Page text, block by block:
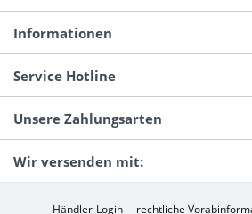
Informationen
Service Hotline
Unsere Zahlungsarten
Wir versenden mit:
Händler-Login rechtliche